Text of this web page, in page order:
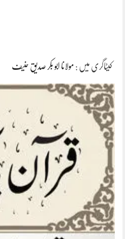
کیٹاگری میں : مولانا ابو بکر صدیق حنیف